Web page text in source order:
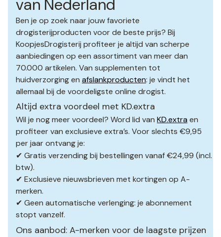
van Nederland
Ben je op zoek naar jouw favoriete
drogisterijproducten voor de beste prijs? Bij
KoopjesDrogisterij profiteer je altijd van scherpe
aanbiedingen op een assortiment van meer dan
70.000 artikelen. Van supplementen tot
huidverzorging en afslankproducten: je vindt het
allemaal bij de voordeligste online drogist.
Altijd extra voordeel met KD.extra
Wil je nog meer voordeel? Word lid van KD.extraen
profiteer van exclusieve extra’s. Voor slechts €9,95
per jaar ontvang je:
✔ Gratis verzending bij bestellingen vanaf €24,99 (incl.
btw).
✔ Exclusieve nieuwsbrieven met kortingen op A-
merken.
✔ Geen automatische verlenging: je abonnement
stopt vanzelf.
Ons aanbod: A-merken voor de laagste prijzen